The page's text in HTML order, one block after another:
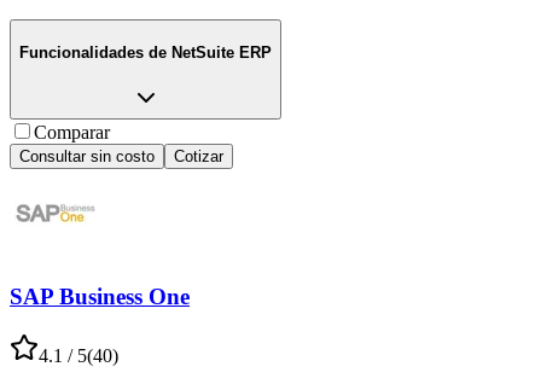
Funcionalidades de NetSuite ERP
Comparar
Consultar sin costo Cotizar
SAP Business One
4.1 / 5(40)